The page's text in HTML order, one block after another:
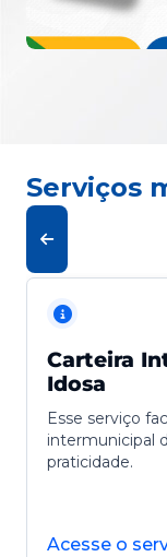
Serviços
Carteira
Idosa
Esse serviço
intermunicipal
praticidade.
Acesse o